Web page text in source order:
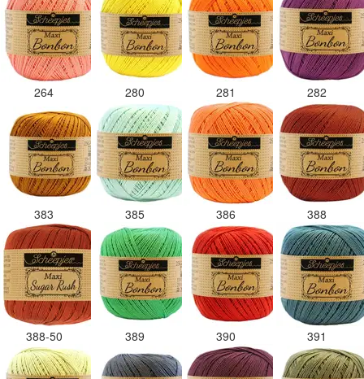
264 280 281 282
383 385 386 388
388-50 389 390 391